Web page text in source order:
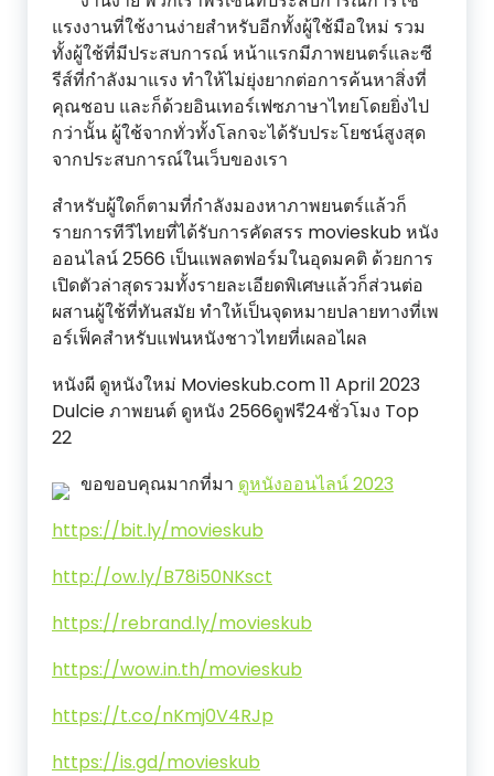
แรงงานที่ใช้งานง่ายสำหรับอีกทั้งผู้ใช้มือใหม่ รวม
ทั้งผู้ใช้ที่มีประสบการณ์ หน้าแรกมีภาพยนตร์และซี
รีส์ที่กำลังมาแรง ทำให้ไม่ยุ่งยากต่อการค้นหาสิ่งที่
คุณชอบ และก็ด้วยอินเทอร์เฟซภาษาไทยโดยยิ่งไป
กว่านั้น ผู้ใช้จากทั่วทั้งโลกจะได้รับประโยชน์สูงสุด
จากประสบการณ์ในเว็บของเรา
สำหรับผู้ใดก็ตามที่กำลังมองหาภาพยนตร์แล้วก็
รายการทีวีไทยที่ได้รับการคัดสรร movieskub หนัง
ออนไลน์ 2566 เป็นแพลตฟอร์มในอุดมคติ ด้วยการ
เปิดตัวล่าสุดรวมทั้งรายละเอียดพิเศษแล้วก็ส่วนต่อ
ผสานผู้ใช้ที่ทันสมัย ทำให้เป็นจุดหมายปลายทางที่เพ
อร์เฟ็คสำหรับแฟนหนังชาวไทยที่เผลอไผล
หนังผี ดูหนังใหม่ Movieskub.com 11 April 2023
Dulcie ภาพยนต์ ดูหนัง 2566ดูฟรี24ชั่วโมง Top
22
ขอขอบคุณมากที่มา ดูหนังออนไลน์ 2023
https://bit.ly/movieskub
http://ow.ly/B78i50NKsct
https://rebrand.ly/movieskub
https://wow.in.th/movieskub
https://t.co/nKmj0V4RJp
https://is.gd/movieskub